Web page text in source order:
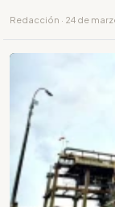
Redacción · 24 de